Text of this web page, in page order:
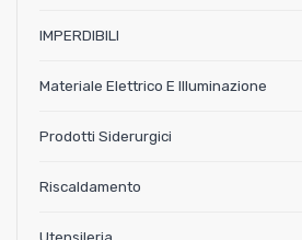
IMPERDIBILI
Materiale Elettrico E Illuminazione
Prodotti Siderurgici
Riscaldamento
Utensileria